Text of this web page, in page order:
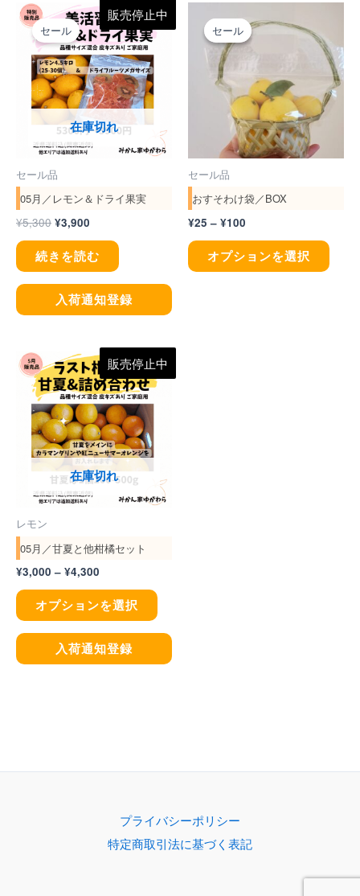
販売停止中
在庫切れ
セール
セール品
05月／レモン＆ドライ果実
¥5,300
元
の
価
格
は
¥5,300
で
し
た。
¥3,900
現
在
の
価
格
は
¥3,900
で
す。
続きを読む
入荷通知登録
セール
セール
セール品
おすそわけ袋／BOX
¥25 – ¥100
格
帯:
¥25
–
¥100
オプションを選択
商
品
に
リ
エ
き
販売停止中
在庫切れ
レモン
05月／甘夏と他柑橘セット
¥3,000 – ¥4,300
価
格
帯:
¥3,000
–
¥4,300
オプションを選択
こ
の
は
複
リ
エ
シ
す。
オ
入荷通知登録
プライバシーポリシー
特定商取引法に基づく表記